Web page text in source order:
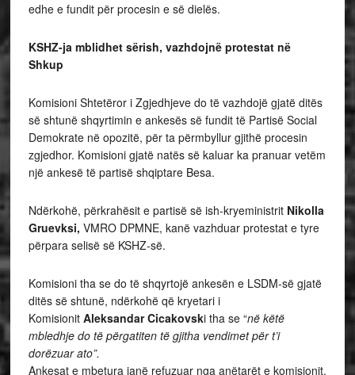
edhe e fundit për procesin e së dielës.
KSHZ-ja mblidhet sërish, vazhdojnë protestat në
Shkup
Komisioni Shtetëror i Zgjedhjeve do të vazhdojë gjatë ditës
së shtunë shqyrtimin e ankesës së fundit të Partisë Social
Demokrate në opozitë, për ta përmbyllur gjithë procesin
zgjedhor. Komisioni gjatë natës së kaluar ka pranuar vetëm
një ankesë të partisë shqiptare Besa.
Ndërkohë, përkrahësit e partisë së ish-kryeministrit Nikolla
Gruevksi, VMRO DPMNE, kanë vazhduar protestat e tyre
përpara selisë së KSHZ-së.
Komisioni tha se do të shqyrtojë ankesën e LSDM-së gjatë
ditës së shtunë, ndërkohë që kryetari i
Komisionit Aleksandar Cicakovski tha se “në këtë
mbledhje do të përgatiten të gjitha vendimet për t’i
dorëzuar ato”.
Ankesat e mbetura janë refuzuar nga anëtarët e komisionit,